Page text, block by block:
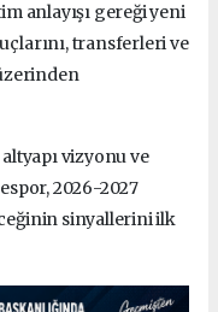
anlayışı gereği yeni
transferleri ve
vizyonu ve
2026-2027
sinyallerini ilk